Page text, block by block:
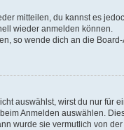
mitteilen, du kannst es
wieder anmelden können.
so wende dich an die Board-
auswählst, wirst du nur
Anmelden auswählen.
wurde sie vermutlich von